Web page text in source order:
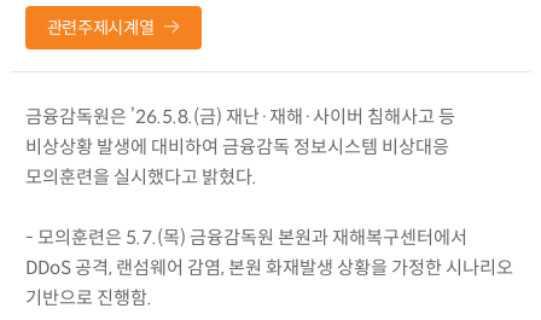
관련주제시계열
금융감독원은 ’26.5.8.(금) 재난·재해·사이버 침해사고 등
비상상황 발생에 대비하여 금융감독 정보시스템 비상대응
모의훈련을 실시했다고 밝혔다.
- 모의훈련은 5.7.(목) 금융감독원 본원과 재해복구센터에서
DDoS 공격, 랜섬웨어 감염, 본원 화재발생 상황을 가정한 시나리오
기반으로 진행함.